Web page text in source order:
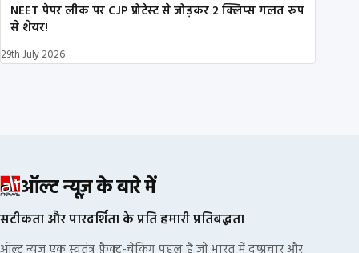
NEET पेपर लीक पर CJP प्रोटेस्ट से जोड़कर 2 क्लिप्स गलत रूप
से शेयर!
29th July 2026
ऑल्ट न्यूज़ के बारे में
सटीकता और पारदर्शिता के प्रति हमारी प्रतिबद्धता